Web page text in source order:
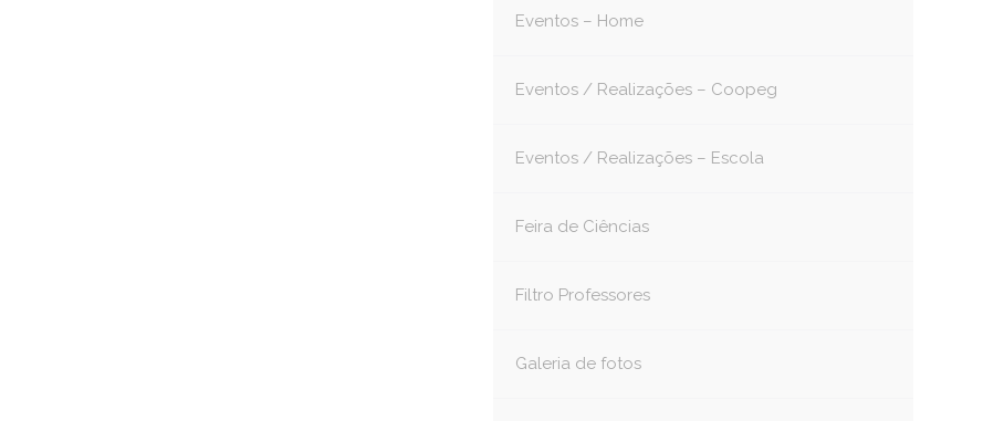
Eventos – Home
Eventos / Realizações – Coopeg
Eventos / Realizações – Escola
Feira de Ciências
Filtro Professores
Galeria de fotos